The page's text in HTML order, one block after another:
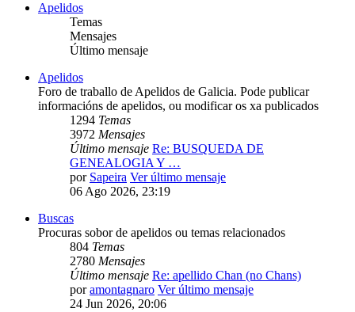
Apelidos
Temas
Mensajes
Último mensaje
Apelidos
Foro de traballo de Apelidos de Galicia. Pode publicar
informacións de apelidos, ou modificar os xa publicados
1294 Temas
3972 Mensajes
Último mensaje Re: BUSQUEDA DE
GENEALOGIA Y …
por Sapeira Ver último mensaje
06 Ago 2026, 23:19
Buscas
Procuras sobor de apelidos ou temas relacionados
804 Temas
2780 Mensajes
Último mensaje Re: apellido Chan (no Chans)
poramontagnaro Ver último mensaje
24 Jun 2026, 20:06